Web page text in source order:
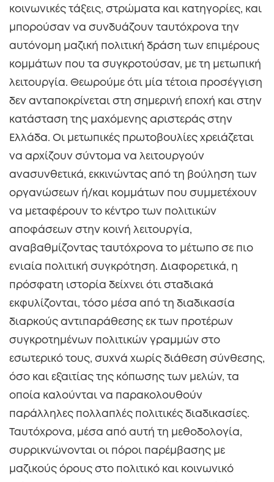
κοινωνικές τάξεις, στρώματα και κατηγορίες, και
μπορούσαν να συνδυάζουν ταυτόχρονα την
αυτόνομη μαζική πολιτική δράση των επιμέρους
κομμάτων που τα συγκροτούσαν, με τη μετωπική
λειτουργία. Θεωρούμε ότι μία τέτοια προσέγγιση
δεν ανταποκρίνεται στη σημερινή εποχή και στην
κατάσταση της μαχόμενης αριστεράς στην
Ελλάδα. Οι μετωπικές πρωτοβουλίες χρειάζεται
να αρχίζουν σύντομα να λειτουργούν
ανασυνθετικά, εκκινώντας από τη βούληση των
οργανώσεων ή/και κομμάτων που συμμετέχουν
να μεταφέρουν το κέντρο των πολιτικών
αποφάσεων στην κοινή λειτουργία,
αναβαθμίζοντας ταυτόχρονα το μέτωπο σε πιο
ενιαία πολιτική συγκρότηση. Διαφορετικά, η
πρόσφατη ιστορία δείχνει ότι σταδιακά
εκφυλίζονται, τόσο μέσα από τη διαδικασία
διαρκούς αντιπαράθεσης εκ των προτέρων
συγκροτημένων πολιτικών γραμμών στο
εσωτερικό τους, συχνά χωρίς διάθεση σύνθεσης,
όσο και εξαιτίας της κόπωσης των μελών, τα
οποία καλούνται να παρακολουθούν
παράλληλες πολλαπλές πολιτικές διαδικασίες.
Ταυτόχρονα, μέσα από αυτή τη μεθοδολογία,
συρρικνώνονται οι πόροι παρέμβασης με
μαζικούς όρους στο πολιτικό και κοινωνικό